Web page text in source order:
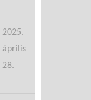
2025.
április
28.